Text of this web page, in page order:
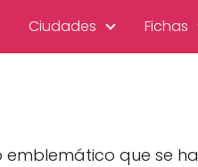
Ciudades Fichas
emblemático que se ha